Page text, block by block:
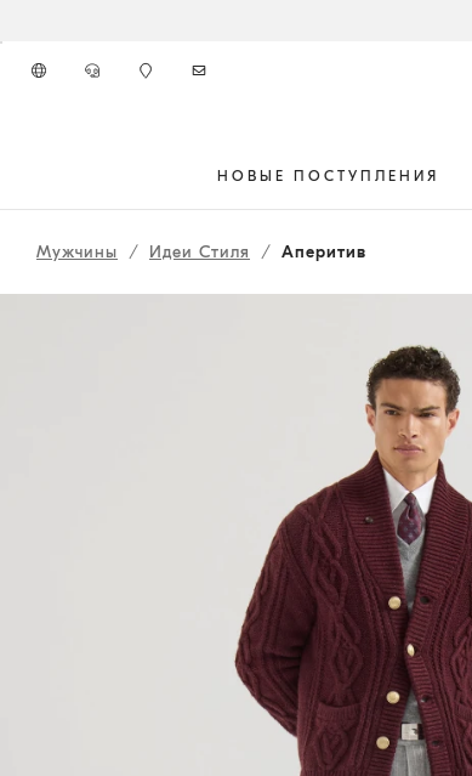
НОВЫЕ ПОСТУПЛЕНИЯ
262MOUTFIT27
Мужчины Идеи Стиля Аперитив